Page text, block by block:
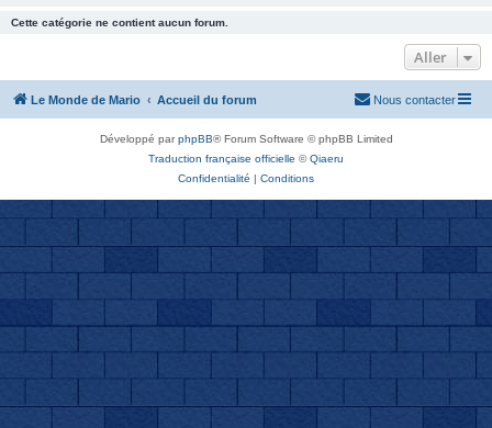
Cette catégorie ne contient aucun forum.
Aller
Le Monde de Mario Accueil du forum Nous contacter
Développé parphpBB® Forum Software © phpBB Limited
Traduction française officielle ©Qiaeru
Confidentialité | Conditions